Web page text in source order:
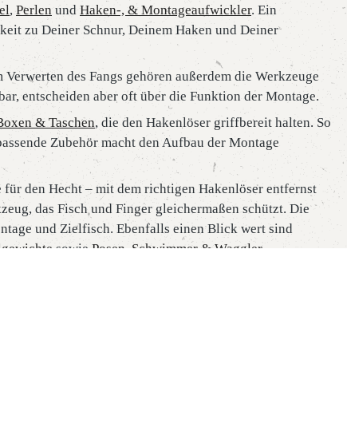
, Perlen und Haken-, & Montageaufwickler. Ein
zu Deiner Schnur, Deinem Haken und Deiner
Verwerten des Fangs gehören außerdem die Werkzeuge
entscheiden aber oft über die Funktion der Montage.
& Taschen, die den Hakenlöser griffbereit halten. So
Zubehör macht den Aufbau der Montage
den Hecht – mit dem richtigen Hakenlöser entfernst
das Fisch und Finger gleichermaßen schützt. Die
und Zielfisch. Ebenfalls einen Blick wert sind
sowiePosen, Schwimmer & Waggler.